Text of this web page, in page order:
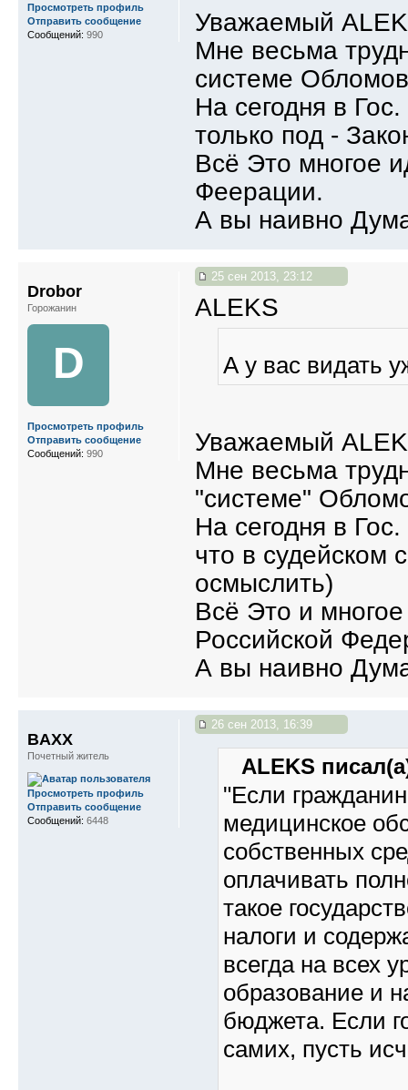
Уважаемый
Мне весьма
системе
На сегодня в
только под -
Всё Это многое
Феерации.
А вы наивно
Просмотреть профиль
Отправить сообщение
Сообщений: 990
25 сен 2013, 23:12
ALEKS
А у вас видать
Уважаемый
Мне весьма
"системе"
На сегодня в
что в судейском
осмыслить)
Всё Это и
Российской
А вы наивно
Drobor
Горожанин
D
Просмотреть профиль
Отправить сообщение
Сообщений: 990
26 сен 2013, 16:39
ALEKS
"Если
медицинское
собственных
оплачивать
такое
налоги и
всегда на всех
образование и
бюджета. Если
самих, пусть
BAXX
Почетный житель
Просмотреть профиль
Отправить сообщение
Сообщений: 6448